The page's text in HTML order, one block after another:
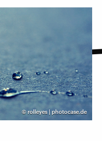
© rolleyes | photocase.de